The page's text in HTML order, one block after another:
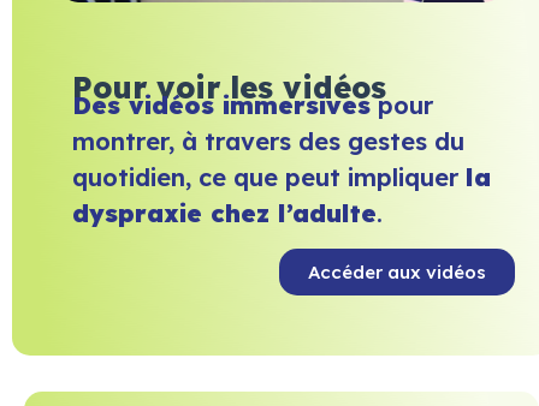
Pour voir les vidéos
Des vidéos immersivespour
montrer, à travers des gestes du
quotidien, ce que peut impliquer la
dyspraxie chez l’adulte.
Accéder aux vidéos